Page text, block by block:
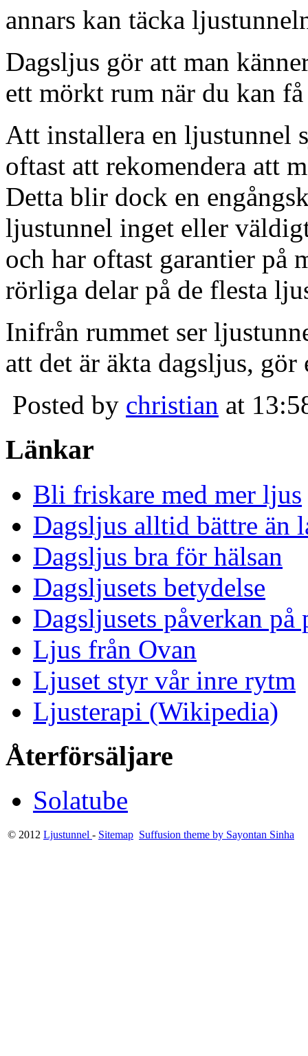
annars kan täcka
Dagsljus gör att man
ett mörkt rum när du kan
Att installera en ljustunnel
oftast att rekomendera att
Detta blir dock en
ljustunnel inget eller
och har oftast garantier på
rörliga delar på de flesta
Inifrån rummet ser
att det är äkta dagsljus,
Posted by christian at
Länkar
Bli friskare med mer ljus
Dagsljus alltid bättre än
Dagsljus bra för hälsan
Dagsljusets betydelse
Dagsljusets påverkan på
Ljus från Ovan
Ljuset styr vår inre rytm
Ljusterapi (Wikipedia)
Återförsäljare
Solatube
© 2012 Ljustunnel - Sitemap Suffusion theme by Sayontan Sinha